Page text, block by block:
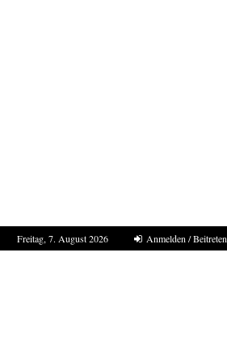
Freitag, 7. August 2026 Anmelden / Beitreten
ProDogRomania e.V. weist die moralische Schuld dem…